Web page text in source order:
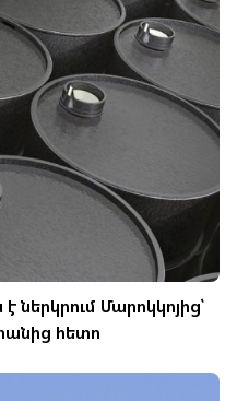
Մարոկկոյից՝
հետո